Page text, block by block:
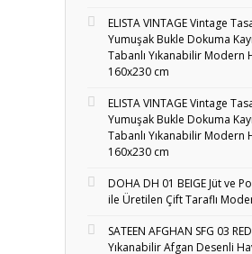
ELISTA VINTAGE Vintage
Yumuşak Bukle Dokuma
Tabanlı Yıkanabilir Modern
160x230 cm
ELISTA VINTAGE Vintage
Yumuşak Bukle Dokuma
Tabanlı Yıkanabilir Modern
160x230 cm
DOHA DH 01 BEIGE Jüt ve
ile Üretilen Çift Taraflı
SATEEN AFGHAN SFG 03 RED
Yıkanabilir Afgan Desenli